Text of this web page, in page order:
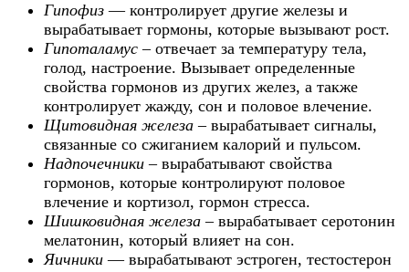
Гипофиз — контролирует другие железы и
вырабатывает гормоны, которые вызывают рост.
Гипоталамус – отвечает за температуру тела,
голод, настроение. Вызывает определенные
свойства гормонов из других желез, а также
контролирует жажду, сон и половое влечение.
Щитовидная железа – вырабатывает сигналы,
связанные со сжиганием калорий и пульсом.
Надпочечники – вырабатывают свойства
гормонов, которые контролируют половое
влечение и кортизол, гормон стресса.
Шишковидная железа – вырабатывает серотонин
мелатонин, который влияет на сон.
Яичники — вырабатывают эстроген, тестостерон